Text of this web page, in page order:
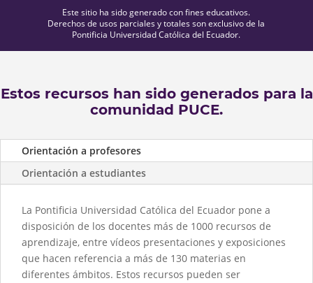
Este sitio ha sido generado con fines educativos.
Derechos de usos parciales y totales son exclusivo de la
Pontificia Universidad Católica del Ecuador.
Estos recursos han sido generados para la
comunidad PUCE.
Orientación a profesores
Orientación a estudiantes
La Pontificia Universidad Católica del Ecuador pone a
disposición de los docentes más de 1000 recursos de
aprendizaje, entre vídeos presentaciones y exposiciones
que hacen referencia a más de 130 materias en
diferentes ámbitos. Estos recursos pueden ser